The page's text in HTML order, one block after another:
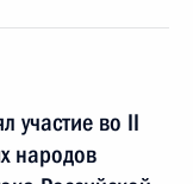
участие во II
народов